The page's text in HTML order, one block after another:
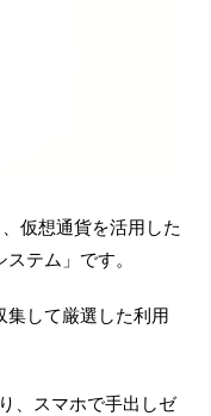
仮想通貨を活用した
テム」です。
集して厳選した利用
、スマホで手出しゼ